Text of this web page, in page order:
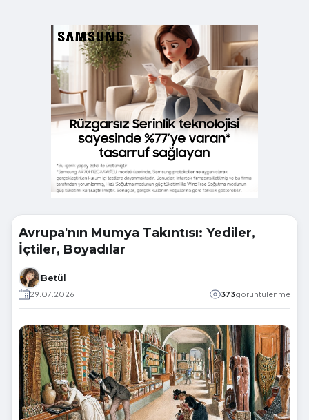
Avrupa'nın Mumya Takıntısı: Yediler,
İçtiler, Boyadılar
Betül
29.07.2026 373görüntülenme